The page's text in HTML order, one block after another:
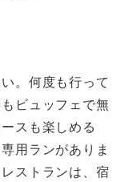
。何度も行って
ビュッフェで無
スも楽しめる
用ランがありま
ストランは、宿